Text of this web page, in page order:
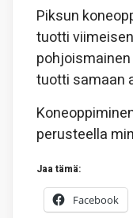
Piksun
tuotti
tuotti samaan
perusteella
Jaa tämä:
Facebook